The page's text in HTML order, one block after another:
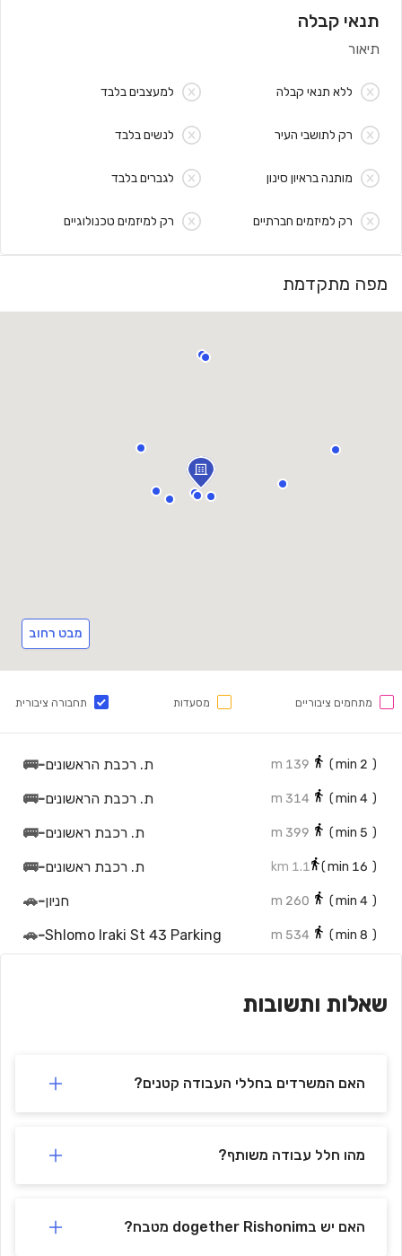
תנאי קבלה
תיאור
ללא תנאי קבלה
רק לתושבי העיר
מותנה בראיון סינון
רק למיזמים חברתיים
למעצבים בלבד
לנשים בלבד
לגברים בלבד
רק למיזמים טכנולוגיים
מפה מתקדמת
מבט רחוב
מתחמים ציבוריים מסעדות תחבורה ציבורית
(
2
139 m ת. רכבת הראשונים-
🚌
(
4
314 m ת. רכבת הראשונים-
🚌
(
5
399 m ת. רכבת ראשונים-
🚌
(
16
1.1 km ת. רכבת ראשונים-
🚌
(
4
260 m חניון-
🚗
(
8
534 m
Shlomo Iraki St 43 Parking
-
🚗
(
12
min)
822 m
שאלות ותשובות
האם המשרדים בחללי העבודה קטנים?
מהו חלל עבודה משותף?
האם יש בdogether Rishonim מטבח?